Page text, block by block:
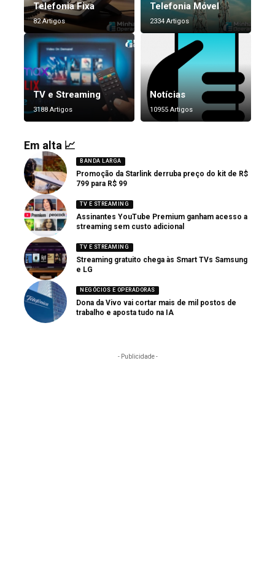
Telefonia Fixa
82 Artigos
Telefonia Móvel
2334 Artigos
TV e Streaming
3188 Artigos
Notícias
10955 Artigos
Em alta 📈
BANDA LARGA
Promoção da Starlink derruba preço do kit de R$
799 para R$ 99
TV E STREAMING
Assinantes YouTube Premium ganham acesso a
streaming sem custo adicional
TV E STREAMING
Streaming gratuito chega às Smart TVs Samsung
e LG
NEGÓCIOS E OPERADORAS
Dona da Vivo vai cortar mais de mil postos de
trabalho e aposta tudo na IA
- Publicidade -